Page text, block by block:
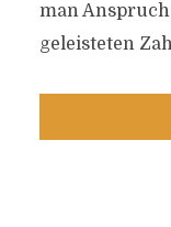
man
geleisteten